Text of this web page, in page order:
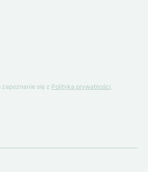
zapoznanie się z Polityką prywatności.